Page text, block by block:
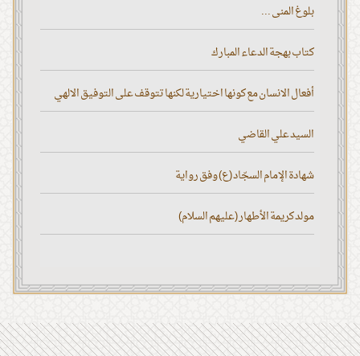
بلوغ المنى ...
كتاب بهجة الدعاء المبارك
أفعال الانسان مع كونها اختيارية لكنها تتوقف على التوفيق الالهي
السيد علي القاضي
شهادة الإمام السجّاد (ع) وفق رواية
مولد كريمة الأطهار (عليهم السلام)